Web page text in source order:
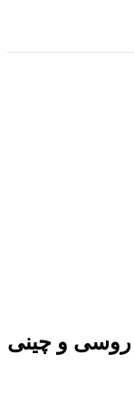
و چینی